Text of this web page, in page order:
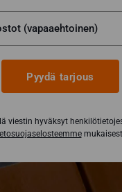
Pyydä tarjous
viestin hyväksyt